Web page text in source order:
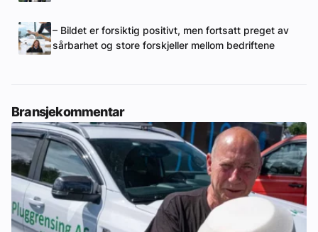
– Bildet er forsiktig positivt, men fortsatt preget av
sårbarhet og store forskjeller mellom bedriftene
Bransjekommentar